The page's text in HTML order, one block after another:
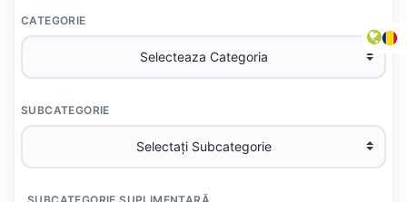
CATEGORIE
SUBCATEGORIE